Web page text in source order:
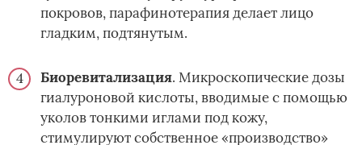
покровов, парафинотерапия делает лицо
гладким, подтянутым.
Биоревитализация. Микроскопические дозы
гиалуроновой кислоты, вводимые с помощью
уколов тонкими иглами под кожу,
стимулируют собственное «производство»